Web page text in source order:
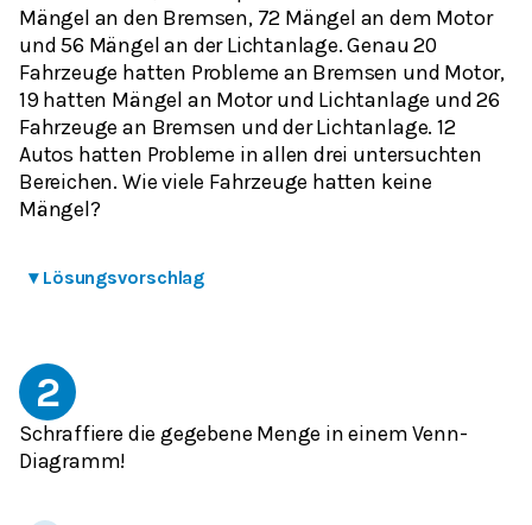
Mängel an den Bremsen, 72 Mängel an dem Motor
und 56 Mängel an der Lichtanlage. Genau 20
Fahrzeuge hatten Probleme an Bremsen und Motor,
19 hatten Mängel an Motor und Lichtanlage und 26
Fahrzeuge an Bremsen und der Lichtanlage. 12
Autos hatten Probleme in allen drei untersuchten
Bereichen. Wie viele Fahrzeuge hatten keine
Mängel?
▾ Lösungsvorschlag
2
Schraffiere die gegebene Menge in einem Venn-
Diagramm!